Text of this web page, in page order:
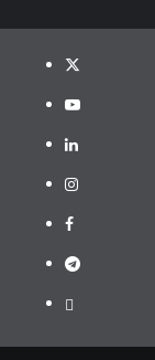
Twitter
YouTube
LinkedIn
Instagram
Facebook
Telegram
PayPal